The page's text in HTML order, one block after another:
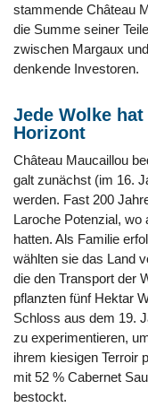
stammende Château
die Summe seiner
zwischen Margaux
denkende Investoren.
Jede Wolke
Horizont
Château Maucaillou
galt zunächst (im 16.
werden. Fast 200
Laroche Potenzial, wo
hatten. Als Familie
wählten sie das Land
die den Transport der
pflanzten fünf Hektar
Schloss aus dem 19.
zu experimentieren,
ihrem kiesigen Terroir
mit 52 % Cabernet
bestockt.